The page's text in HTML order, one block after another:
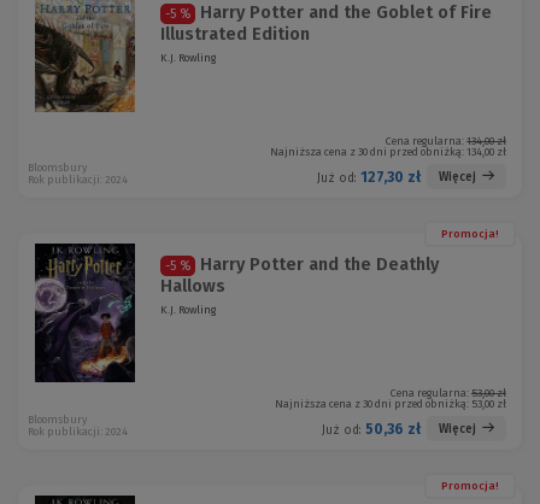
-5 %
Harry Potter and the Goblet of Fire
Illustrated Edition
K.J. Rowling
Cena regularna: 134,00 zł
Najniższa cena z 30 dni przed obniżką: 134,00 zł
Już od: 127,30 zł Więcej
Bloomsbury
Rok publikacji: 2024
Promocja!
-5 %
Harry Potter and the Deathly
Hallows
K.J. Rowling
Cena regularna: 53,00 zł
Najniższa cena z 30 dni przed obniżką: 53,00 zł
Już od: 50,36 zł Więcej
Bloomsbury
Rok publikacji: 2024
Promocja!